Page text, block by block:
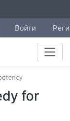
Войти
for